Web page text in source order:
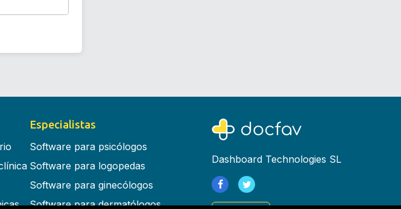
Especialistas
Software para psicólogos
Software para logopedas
Software para ginecólogos
Software para dermatólogos
Dashboard Technologies SL